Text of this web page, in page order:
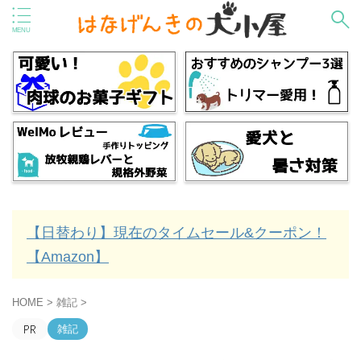
【日替わり】現在のタイムセール&クーポン！
【Amazon】
HOME > 雑記 >
雑記